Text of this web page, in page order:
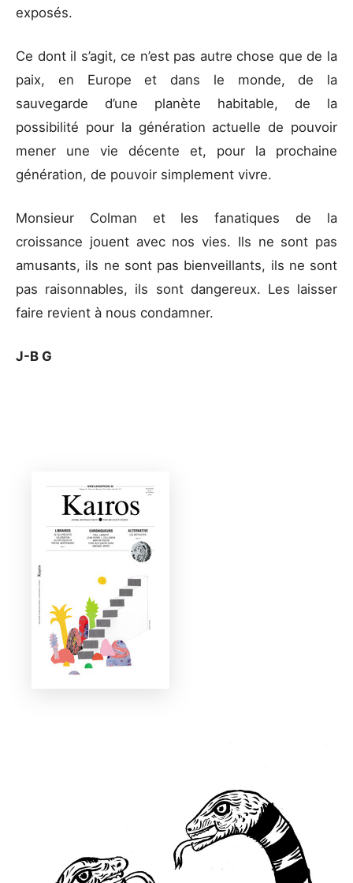
exposés.
Ce dont il s’agit, ce n’est pas autre chose que de la
paix, en Europe et dans le monde, de la
sauvegarde d’une planète habitable, de la
possibilité pour la génération actuelle de pouvoir
mener une vie décente et, pour la prochaine
génération, de pouvoir simplement vivre.
Monsieur Colman et les fanatiques de la
croissance jouent avec nos vies. Ils ne sont pas
amusants, ils ne sont pas bienveillants, ils ne sont
pas raisonnables, ils sont dangereux. Les laisser
faire revient à nous condamner.
J-B G